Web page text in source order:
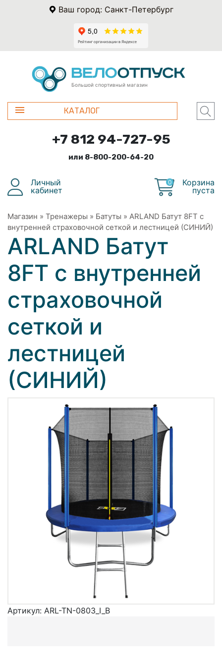
Ваш город: Санкт-Петербург
Большой спортивный магазин
КАТАЛОГ
+7 812 94-727-95
или 8-800-200-64-20
Личный
кабинет
0
Корзина
пуста
Магазин » Тренажеры » Батуты » ARLAND Батут 8FT с
внутренней страховочной сеткой и лестницей (СИНИЙ)
ARLAND Батут
8FT с внутренней
страховочной
сеткой и
лестницей
(СИНИЙ)
Артикул: ARL-TN-0803_I_B